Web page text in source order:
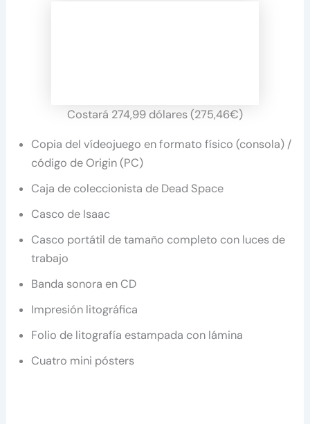
Costará 274,99 dólares (275,46€)
Copia del vídeojuego en formato físico (consola) /
código de Origin (PC)
Caja de coleccionista de Dead Space
Casco de Isaac
Casco portátil de tamaño completo con luces de
trabajo
Banda sonora en CD
Impresión litográfica
Folio de litografía estampada con lámina
Cuatro mini pósters